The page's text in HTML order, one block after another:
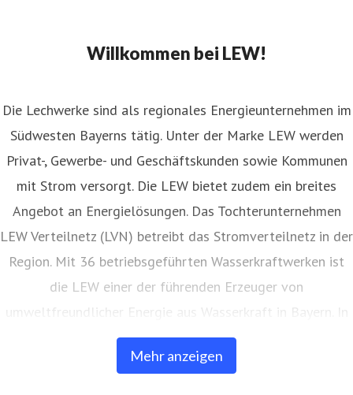
Willkommen bei LEW!
Mehr anzeigen
Die Lechwerke sind als regionales Energieunternehmen im
Südwesten Bayerns tätig. Unter der Marke LEW werden
Privat-, Gewerbe- und Geschäftskunden sowie Kommunen
mit Strom versorgt. Die LEW bietet zudem ein breites
Angebot an Energielösungen. Das Tochterunternehmen
LEW Verteilnetz (LVN) betreibt das Stromverteilnetz in der
Region. Mit 36 betriebsgeführten Wasserkraftwerken ist
die LEW einer der führenden Erzeuger von
umweltfreundlicher Energie aus Wasserkraft in Bayern. In
eigenen Anlagen auf Freiflächen und Gebäuden erzeugt
die LEW auch Strom aus Photovoltaik. Außerdem bietet